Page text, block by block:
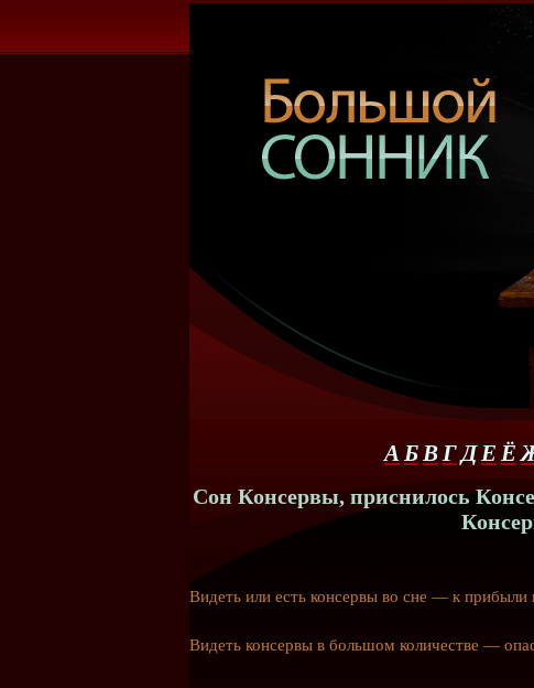
А БВГДЕ Ё
Сон Консервы, приснилось
Видеть или есть консервы во сне — к
Видеть консервы в большом количестве —